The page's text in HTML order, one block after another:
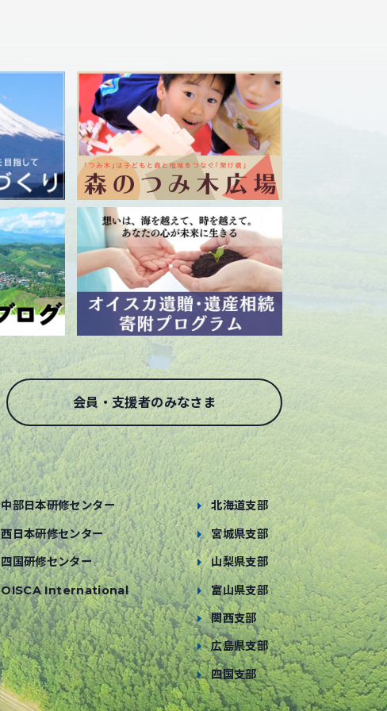
会員・支援者のみなさま
中部日本研修センター
西日本研修センター
四国研修センター
OISCA International
北海道支部
宮城県支部
山梨県支部
富山県支部
関西支部
広島県支部
四国支部